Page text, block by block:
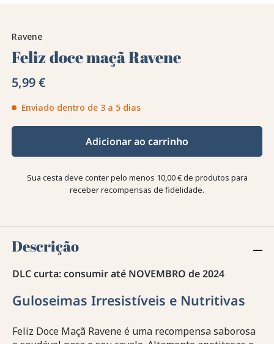
Ravene
Feliz doce maçã Ravene
5,99 €
Enviado dentro de 3 a 5 dias
Adicionar ao carrinho
Sua cesta deve conter pelo menos 10,00 € de produtos para
receber recompensas de fidelidade.
Descrição
DLC curta: consumir até NOVEMBRO de 2024
Guloseimas Irresistíveis e Nutritivas
Feliz Doce Maçã Ravene é uma recompensa saborosa